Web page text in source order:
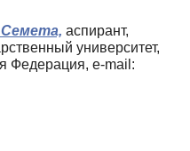
Семета, аспирант,
университет,
Федерация, e-mail: